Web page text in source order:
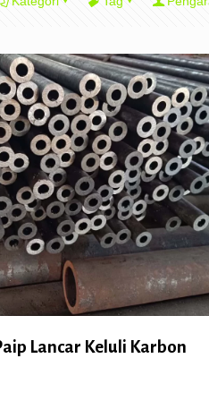
Lancar Keluli Karbon